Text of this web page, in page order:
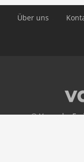
Über uns
© Vacando: